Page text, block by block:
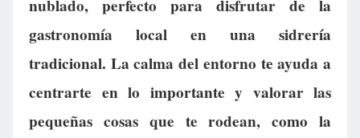
nublado, perfecto para disfrutar de la
gastronomía local en una sidrería
tradicional. La calma del entorno te ayuda a
centrarte en lo importante y valorar las
pequeñas cosas que te rodean, como la